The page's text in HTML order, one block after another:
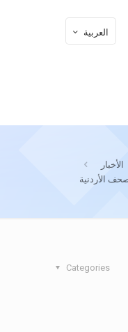
العربية
الأخبار
الأردنية
Categories